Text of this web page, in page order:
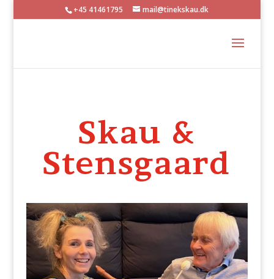
+45 41461795 mail@tinekskau.dk
Skau &
Stensgaard